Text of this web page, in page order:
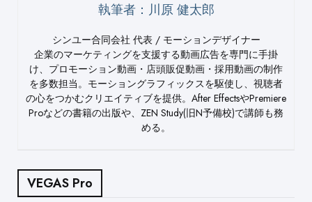
執筆者：川原 健太郎
シンユー合同会社 代表 / モーションデザイナー
企業のマーケティングを支援する動画広告を専門に手掛
け、プロモーション動画・店頭販促動画・採用動画の制作
を多数担当。モーショングラフィックスを駆使し、視聴者
の心をつかむクリエイティブを提供。After EffectsやPremiere
Proなどの書籍の出版や、ZEN Study(旧N予備校)で講師も務
める。
VEGAS Pro